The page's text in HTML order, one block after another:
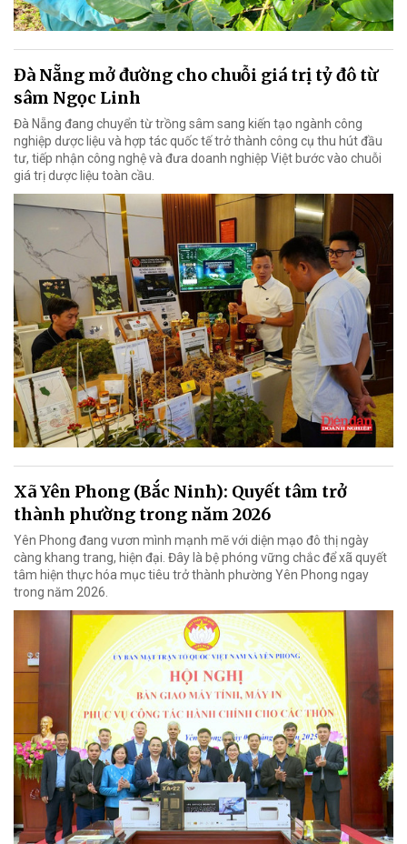
Đà Nẵng mở đường cho chuỗi giá trị tỷ đô từ
sâm Ngọc Linh
Đà Nẵng đang chuyển từ trồng sâm sang kiến tạo ngành công
nghiệp dược liệu và hợp tác quốc tế trở thành công cụ thu hút đầu
tư, tiếp nhận công nghệ và đưa doanh nghiệp Việt bước vào chuỗi
giá trị dược liệu toàn cầu.
Xã Yên Phong (Bắc Ninh): Quyết tâm trở
thành phường trong năm 2026
Yên Phong đang vươn mình mạnh mẽ với diện mạo đô thị ngày
càng khang trang, hiện đại. Đây là bệ phóng vững chắc để xã quyết
tâm hiện thực hóa mục tiêu trở thành phường Yên Phong ngay
trong năm 2026.